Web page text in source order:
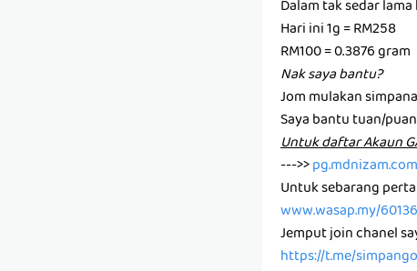
Dalam tak sedar
Hari ini 1g = RM258
RM100 = 0.3876 gram
Nak saya bantu?
Jom mulakan
Saya bantu tuan/
U͏n͏t͏u͏k͏ d͏a͏f͏t͏a͏r͏ A͏k͏a͏u͏n͏
--->>pg.mdnizam.com
Untuk sebarang
www.wasap.my/
Jemput join chanel
https://t.me/